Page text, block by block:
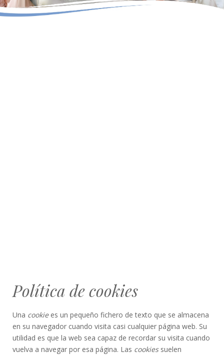
Política de cookies
Una cookiees un pequeño fichero de texto que se almacena
en su navegador cuando visita casi cualquier página web. Su
utilidad es que la web sea capaz de recordar su visita cuando
vuelva a navegar por esa página. Las cookiessuelen